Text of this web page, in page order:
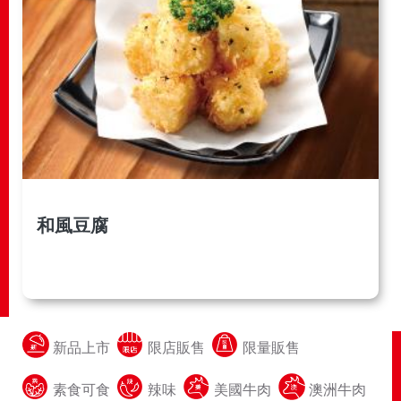
和風豆腐
新品上市 限店販售 限量販售
素食可食 辣味 美國牛肉 澳洲牛肉